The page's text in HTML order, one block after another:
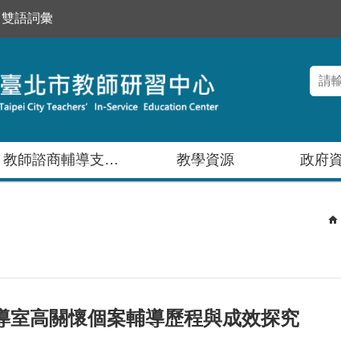
雙語詞彙
教師諮商輔導支持服務 教學資源 政府
室高關懷個案輔導歷程與成效探究